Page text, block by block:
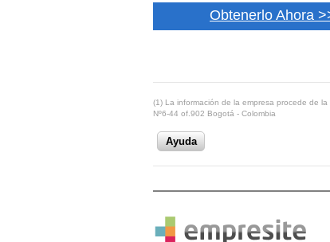
Obtenerlo Ahora
(1) La información de la empresa procede de
Nº6-44 of.902 Bogotá - Colombia
Ayuda